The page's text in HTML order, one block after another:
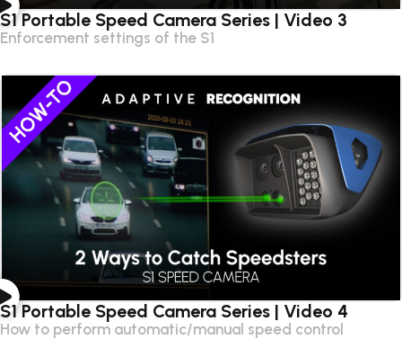
S1 Portable Speed Camera Series | Video 3
Enforcement settings of the S1
S1 Portable Speed Camera Series | Video 4
How to perform automatic/manual speed control